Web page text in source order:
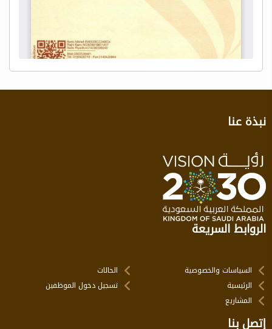
نبذة عنا
الروابط السريعة
السياسات والخصوصية
الرئيسية
المشاريع
الحالات
تسجيل دخول الموظفين
إتصل بنا